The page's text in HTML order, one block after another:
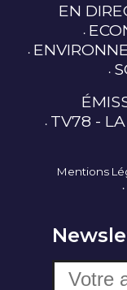
EN
TV78 -
Mentions